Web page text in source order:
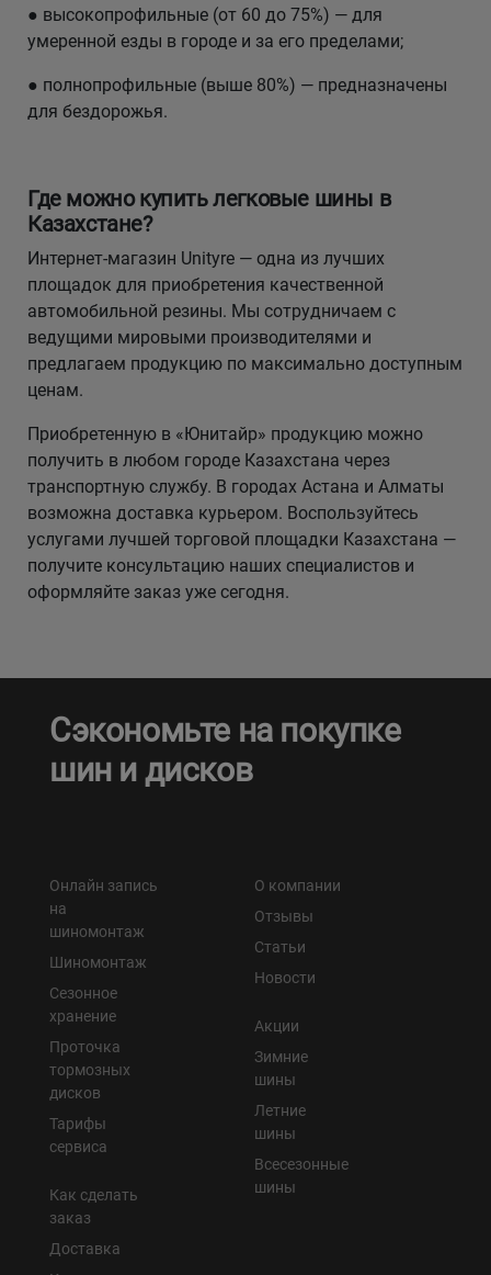
● высокопрофильные (от 60 до 75%) — для
умеренной езды в городе и за его пределами;
● полнопрофильные (выше 80%) — предназначены
для бездорожья.
Где можно купить легковые шины в
Казахстане?
Интернет-магазин Unityre — одна из лучших
площадок для приобретения качественной
автомобильной резины. Мы сотрудничаем с
ведущими мировыми производителями и
предлагаем продукцию по максимально доступным
ценам.
Приобретенную в «Юнитайр» продукцию можно
получить в любом городе Казахстана через
транспортную службу. В городах Астана и Алматы
возможна доставка курьером. Воспользуйтесь
услугами лучшей торговой площадки Казахстана —
получите консультацию наших специалистов и
оформляйте заказ уже сегодня.
Сэкономьте на покупке
шин и дисков
Онлайн запись
на
шиномонтаж
Шиномонтаж
Сезонное
хранение
Проточка
тормозных
дисков
Тарифы
сервиса
Как сделать
заказ
Доставка
О компании
Отзывы
Статьи
Новости
Акции
Зимние
шины
Летние
шины
Всесезонные
шины